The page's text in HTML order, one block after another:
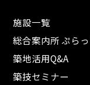
施設一覧
総合案内所 ぷら
築地活用Q&A
築技セミナー